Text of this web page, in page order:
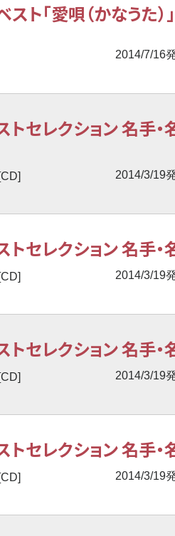
ト「愛唄（かなうた）」
2014/7/16
セレクション 名手・
2014/3/19
セレクション 名手・
2014/3/19
セレクション 名手・
2014/3/19
セレクション 名手・
2014/3/19